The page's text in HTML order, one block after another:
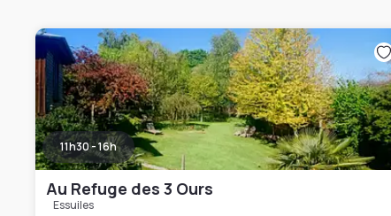
11h30 - 16h
Au Refuge des 3 Ours
Essuiles